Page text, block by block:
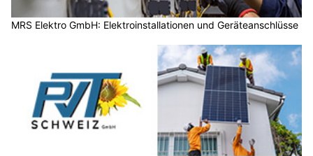
MRS Elektro GmbH: Elektroinstallationen und Geräteanschlüsse